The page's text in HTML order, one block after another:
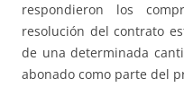
respondieron los
resolución del contrato
de una determinada
abonado como parte del